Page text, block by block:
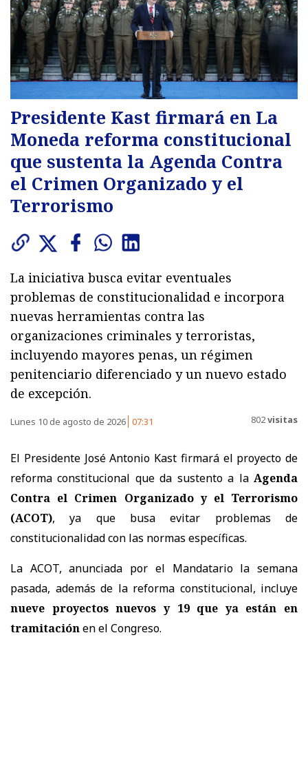
Presidente Kast firmará en La
Moneda reforma constitucional
que sustenta la Agenda Contra
el Crimen Organizado y el
Terrorismo
La iniciativa busca evitar eventuales
problemas de constitucionalidad e incorpora
nuevas herramientas contra las
organizaciones criminales y terroristas,
incluyendo mayores penas, un régimen
penitenciario diferenciado y un nuevo estado
de excepción.
Lunes 10 de agosto de 2026 07:31 802visitas
El Presidente José Antonio Kast firmará el proyecto de
reforma constitucional que da sustento a la Agenda
Contra el Crimen Organizado y el Terrorismo
(ACOT), ya que busa evitar problemas de
constitucionalidad con las normas específicas.
La ACOT, anunciada por el Mandatario la semana
pasada, además de la reforma constitucional, incluye
nueve proyectos nuevos y 19 que ya están en
tramitaciónen el Congreso.